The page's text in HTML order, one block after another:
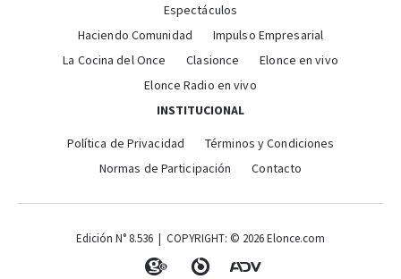
Espectáculos
Haciendo Comunidad
Impulso Empresarial
La Cocina del Once
Clasionce
Elonce en vivo
Elonce Radio en vivo
INSTITUCIONAL
Política de Privacidad
Términos y Condiciones
Normas de Participación
Contacto
Edición N° 8.536 | COPYRIGHT: © 2026 Elonce.com